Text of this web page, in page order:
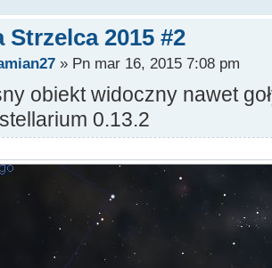
Strzelca 2015 #2
» Pn mar 16, 2015 7:08 pm
obiekt widoczny nawet
0.13.2